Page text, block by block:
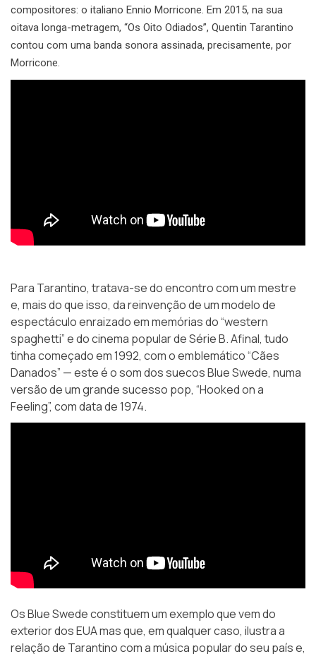
compositores: o italiano Ennio Morricone. Em 2015, na sua
oitava longa-metragem, “Os Oito Odiados”, Quentin Tarantino
contou com uma banda sonora assinada, precisamente, por
Morricone.
Para Tarantino, tratava-se do encontro com um mestre
e, mais do que isso, da reinvenção de um modelo de
espectáculo enraizado em memórias do “western
spaghetti” e do cinema popular de Série B. Afinal, tudo
tinha começado em 1992, com o emblemático “Cães
Danados” — este é o som dos suecos Blue Swede, numa
versão de um grande sucesso pop, “Hooked on a
Feeling”, com data de 1974.
Os Blue Swede constituem um exemplo que vem do
exterior dos EUA mas que, em qualquer caso, ilustra a
relação de Tarantino com a música popular do seu país e,